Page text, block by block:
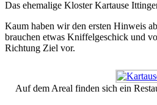
Das ehemalige Kloster Kartause
Kaum haben wir den ersten Hinweis
brauchen etwas Kniffelgeschick und
Richtung Ziel vor.
Auf dem Areal finden sich ein